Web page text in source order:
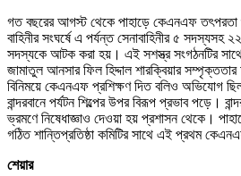
গত বছরের আগস্ট থেকে পাহাড়ে কেএনএফ তৎপরতা
বাহিনীর সংঘর্ষে এ পর্যন্ত সেনাবাহিনীর ৫
সদস্যকে আটক করা হয়। এই সশস্ত্র সংগঠনটির
জামাতুল আনসার ফিল হিদ্দা‌ল শারক্বিয়ার
বিনিময়ে কেএনএফ প্রশিক্ষণ দিত বলিও অভিযোগ
বান্দরবানে পর্যটন শিল্পের উপর বিরূপ প্রভাব পড়ে।
ভ্রমণে নিষেধাজ্ঞাও দেওয়া হয় প্রশাসন থেকে।
গঠিত শান্তিপ্রতিষ্ঠা কমিটির সাথে এই প্রথম
শেয়ার